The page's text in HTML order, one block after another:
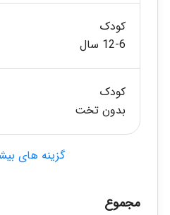
کودک
12-6 سال
کودک
بدون تخت
گزینه های
مجموع